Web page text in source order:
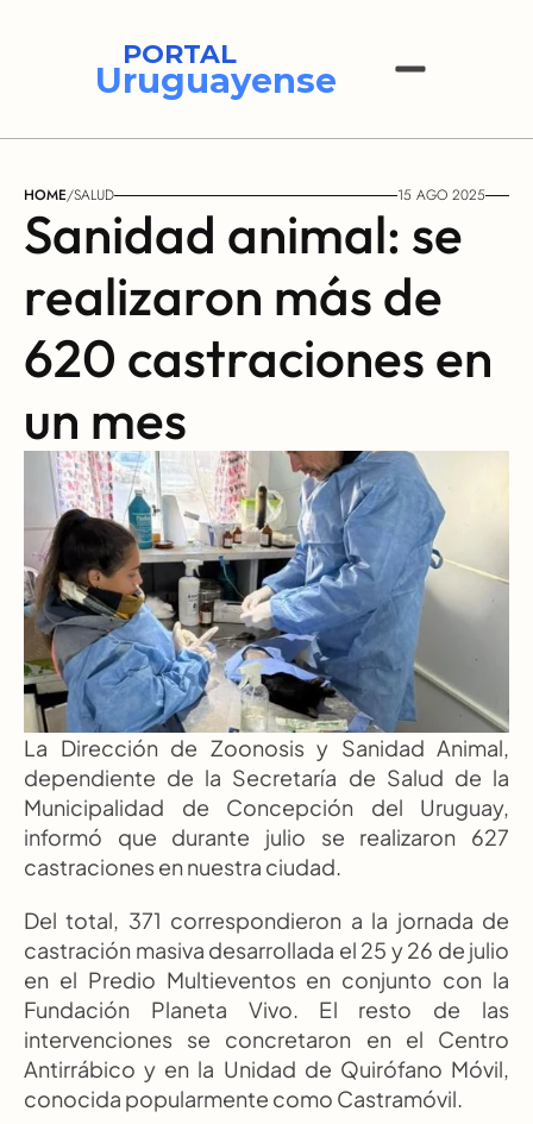
PORTAL
Uruguayense
HOME/SALUD 15 AGO 2025
Sanidad animal: se
realizaron más de
620 castraciones en
un mes
La Dirección de Zoonosis y Sanidad Animal,
dependiente de la Secretaría de Salud de la
Municipalidad de Concepción del Uruguay,
informó que durante julio se realizaron 627
castraciones en nuestra ciudad.
Del total, 371 correspondieron a la jornada de
castración masiva desarrollada el 25 y 26 de julio
en el Predio Multieventos en conjunto con la
Fundación Planeta Vivo. El resto de las
intervenciones se concretaron en el Centro
Antirrábico y en la Unidad de Quirófano Móvil,
conocida popularmente como Castramóvil.